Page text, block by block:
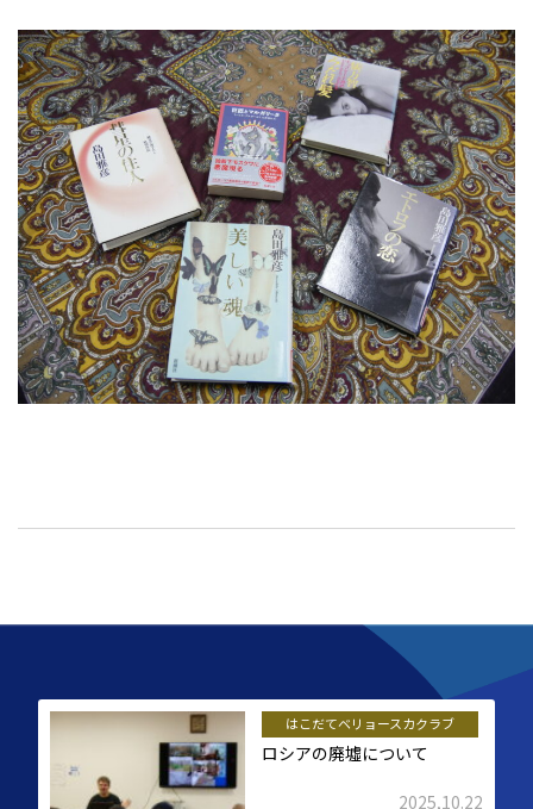
はこだてベリョースカクラブ
ロシアの廃墟について
2025,10.22